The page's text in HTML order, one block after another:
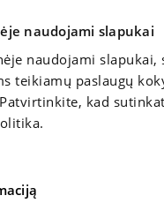
naudojami slapukai
naudojami slapukai,
teikiamų paslaugų
kad
neturi